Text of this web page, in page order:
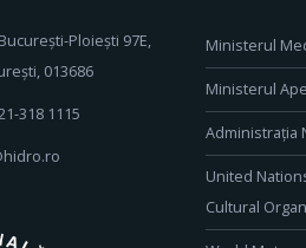
Ploiești 97E,
013686
318 1115
Ministerul
Ministerul
Administrația
United
Cultural